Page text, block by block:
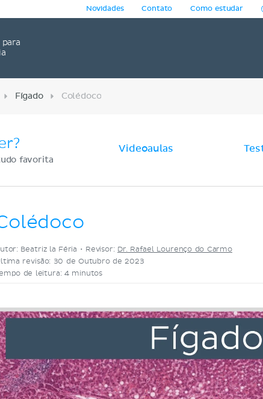
para
Novidades Contato Como estudar
Fígado Colédoco
favorita
Videoaulas
Beatriz la Féria • Revisor: Dr. Rafael Lourenço do Carmo
revisão: 30 de Outubro de 2023
de leitura: 4 minutos